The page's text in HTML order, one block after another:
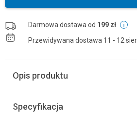
Darmowa dostawa od 199 zł
Przewidywana dostawa 11 - 12
Opis produktu
Specyfikacja